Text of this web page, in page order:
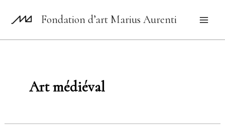
Fondation d’art Marius Aurenti
Art médiéval